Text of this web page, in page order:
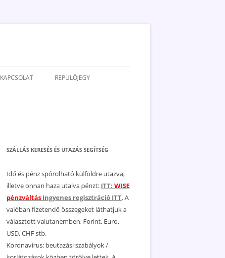
KAPCSOLAT REPÜLŐJEGY
SZÁLLÁS KERESÉS ÉS UTAZÁS SEGÍTSÉG
Idő és pénz spórolható külföldre utazva,
illetve onnan haza utalva pénzt: ITT: WISE
pénzváltás Ingyenes regisztráció ITT. A
valóban fizetendő összegeket láthatjuk a
választott valutanemben, Forint, Euro,
USD, CHF stb.
Koronavírus: beutazási szabályok /